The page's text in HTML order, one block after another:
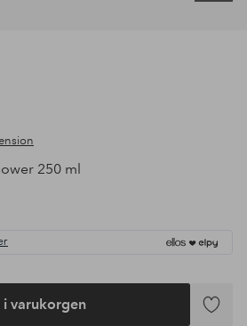
250 ml
i varukorgen
Lägg